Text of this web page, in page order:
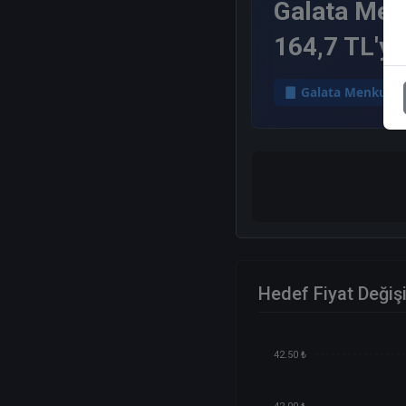
Galata
164,7
Galata Menkul
Hedef Fiyat
42.50 ₺